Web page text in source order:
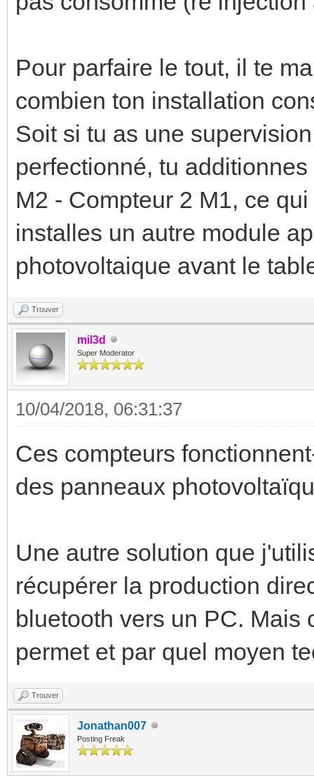
Pour parfaire le tout, il te
combien ton installation
Soit si tu as une
perfectionné, tu
M2 - Compteur 2 M1, ce
installes un autre module
photovoltaique avant le
Trouver
mil3d
Super Moderator
10/04/2018, 06:31:37
Ces compteurs
des panneaux
Une autre solution que
récupérer la production
bluetooth vers un PC. Mais
permet et par quel moyen
Trouver
Jonathan007
Posting Freak